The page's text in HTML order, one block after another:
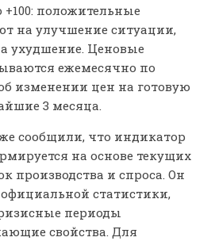
+100: положительные
на улучшение ситуации,
ухудшение. Ценовые
ежемесячно по
изменении цен на готовую
3 месяца.
сообщили, что индикатор
на основе текущих
производства и спроса. Он
статистики,
периоды
свойства. Для